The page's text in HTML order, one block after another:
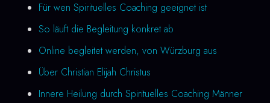
Für wen Spirituelles Coaching geeignet ist
So läuft die Begleitung konkret ab
Online begleitet werden, von Würzburg aus
Über Christian Elijah Christus
Innere Heilung durch Spirituelles Coaching Männer